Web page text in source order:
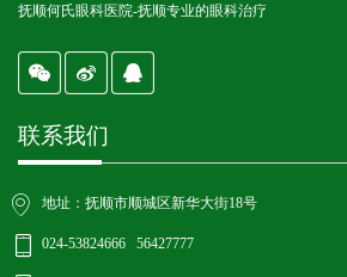
抚顺何氏眼科医院-抚顺专业的眼科治疗
联系我们
地址：抚顺市顺城区新华大街18号
024-53824666 56427777